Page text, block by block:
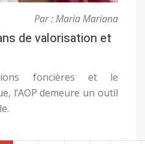
Par : Maria Mariana
de valorisation et
foncières et le
l’AOP demeure un outil